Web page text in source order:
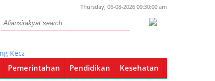
Thursday, 06-08-2026 09:30:00 am
Pace 5 Rumah Warga Rusak
Pemerintahan Pendidikan Kesehatan
Kesehatan